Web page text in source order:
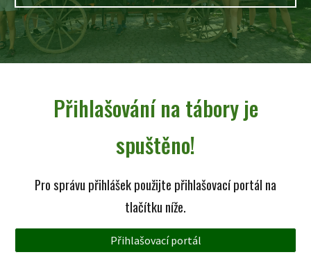
Přihlašování na tábory je
spuštěno!
Prosprávu přihlášek použijte přihlašovací portál na
tlačítku níže.
Přihlašovací portál